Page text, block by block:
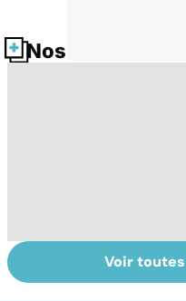
Nos fiches santé
Tout savoir sur le
cerveau
Voir